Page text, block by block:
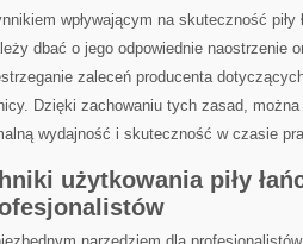
wpływającym ⁢na skuteczność piły
dbać o ​jego odpowiednie naostrzenie
zaleceń producenta
Dzięki zachowaniu tych zasad, można
wydajność i skuteczność w czasie
użytkowania⁢ piły